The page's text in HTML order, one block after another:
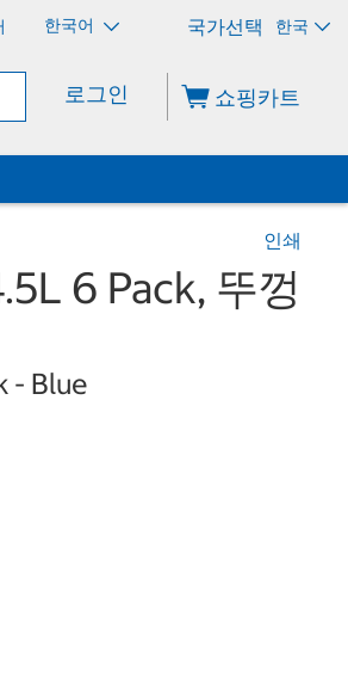
한국어 한국
로그인 쇼핑카트
인쇄
6 Pack, 뚜껑
- Blue